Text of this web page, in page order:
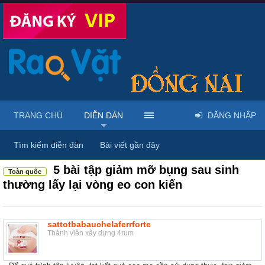
Diễn đàn ... Rao vặt tổng hợp - Uy tín - Miễn phí
Toàn quốc
5 bài tập giảm mỡ bụng sau sinh
thường lấy lại vòng eo con kiến
sattotbabauchelaferrforte
Thành viên xây dựng 4rum
TRANG CHỦ DIỄN ĐÀN
Tìm kiếm diễn đàn Bài viết gần đây
ĐĂNG NHẬP